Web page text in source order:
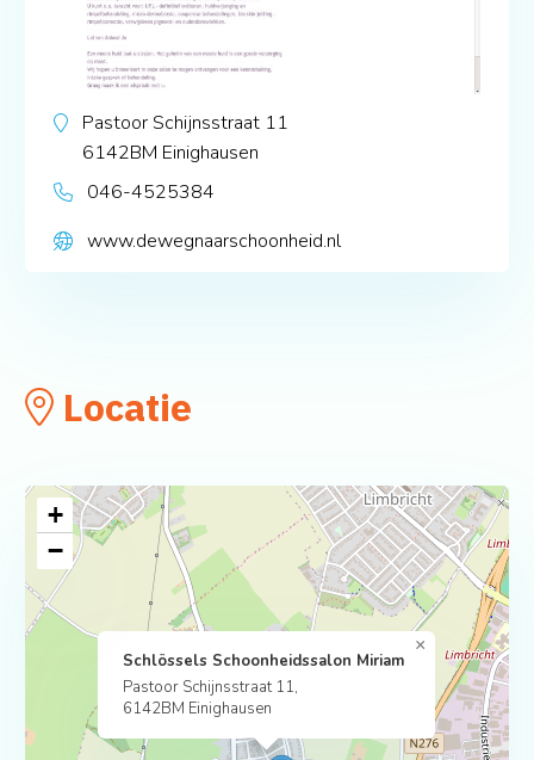
Pastoor Schijnsstraat 11
6142BM Einighausen
046-4525384
www.dewegnaarschoonheid.nl
Locatie
Schlössels Schoonheidssalon Miriam
Pastoor Schijnsstraat 11,
6142BM Einighausen
×
+
−